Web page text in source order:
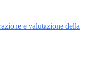
e valutazione della